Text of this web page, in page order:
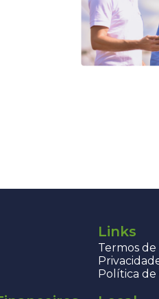
Links
Termos
Política de